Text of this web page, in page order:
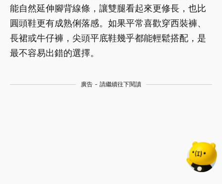
能自然延伸腳背線條，讓雙腿看起來更修長，也比
圓頭鞋更有成熟俐落感。如果平常喜歡穿西裝褲、
長裙或牛仔褲，尖頭平底鞋幾乎都能輕鬆搭配，是
最不容易出錯的選擇。
廣告 - 請繼續往下閱讀